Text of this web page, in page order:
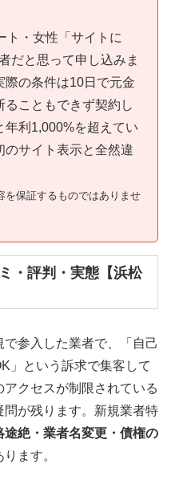
ト・女性「サイトに
だと思って申し込みま
際の条件は10日で元金
こともできず契約し
年利1,000%を超えてい
のサイト表示と全然違
保証するものではありませ
・評判・実態【浜松
参入した業者で、「自己
」という訴求で集客して
クセスが制限されている
が残ります。新規業者特
途絶・業者名変更・債権の
ます。